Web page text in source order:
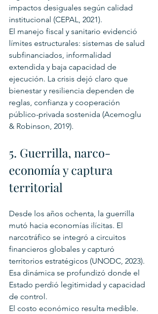
impactos desiguales según calidad
institucional (CEPAL, 2021).
El manejo fiscal y sanitario evidenció
límites estructurales: sistemas de salud
subfinanciados, informalidad
extendida y baja capacidad de
ejecución. La crisis dejó claro que
bienestar y resiliencia dependen de
reglas, confianza y cooperación
público-privada sostenida (Acemoglu
& Robinson, 2019).
5. Guerrilla, narco-
economía y captura
territorial
Desde los años ochenta, la guerrilla
mutó hacia economías ilícitas. El
narcotráfico se integró a circuitos
financieros globales y capturó
territorios estratégicos (UNODC, 2023).
Esa dinámica se profundizó donde el
Estado perdió legitimidad y capacidad
de control.
El costo económico resulta medible.